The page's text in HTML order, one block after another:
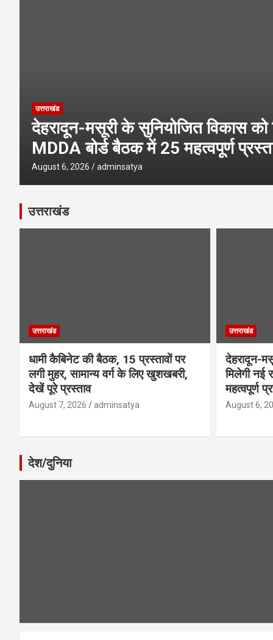
उत्तराखंड
देहरादून-मसूरी के सुनियोजित विकास को
MDDA बोर्ड बैठक में 25 महत्वपूर्ण
August 6, 2026 adminsatya
उत्तराखंड
उत्तराखंड
धामी कैबिनेट की बैठक, 15 प्रस्तावों पर
लगी मुहर, सामान्य वर्ग के लिए खुशखबरी,
देखें पूरे प्रस्ताव
August 7, 2026 adminsatya
उत्तराखंड
देहरादून-
मिलेगी नई
महत्वपूर्ण
August 6,
देश/दुनिया